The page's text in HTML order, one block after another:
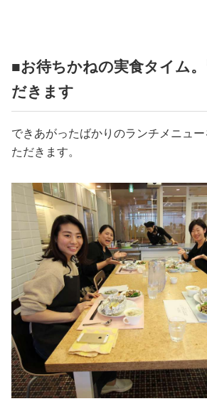
■お待ちかねの実食タイム
だきます
できあがったばかりのランチメニュ
ただきます。